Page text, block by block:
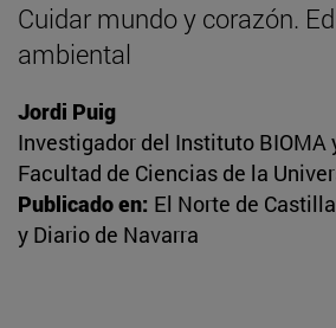
Cuidar mundo y corazón.
ambiental
Jordi Puig
Investigador del Instituto BIOMA
Facultad de Ciencias de la
Publicado en: El Norte de
y Diario de Navarra